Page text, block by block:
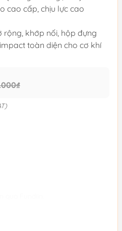
cao cấp, chịu lực cao
rộng, khớp nối, hộp đựng
toàn diện cho cơ khí